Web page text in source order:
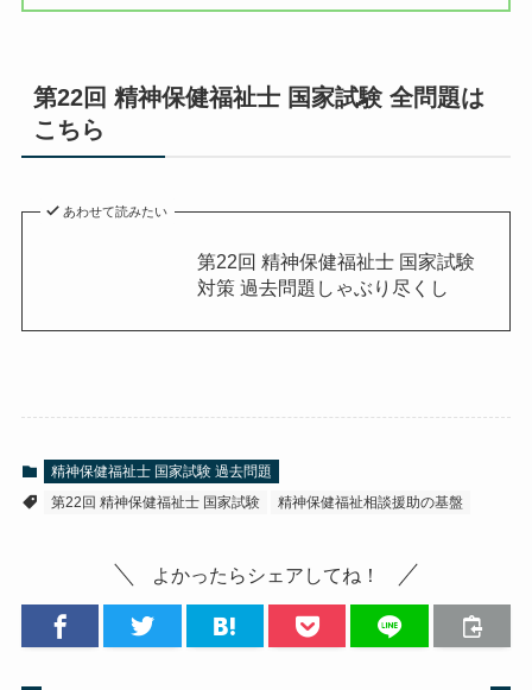
第22回 精神保健福祉士 国家試験 全問題は
こちら
あわせて読みたい
第22回 精神保健福祉士 国家試験
対策 過去問題しゃぶり尽くし
精神保健福祉士 国家試験 過去問題
第22回 精神保健福祉士 国家試験
精神保健福祉相談援助の基盤
よかったらシェアしてね！